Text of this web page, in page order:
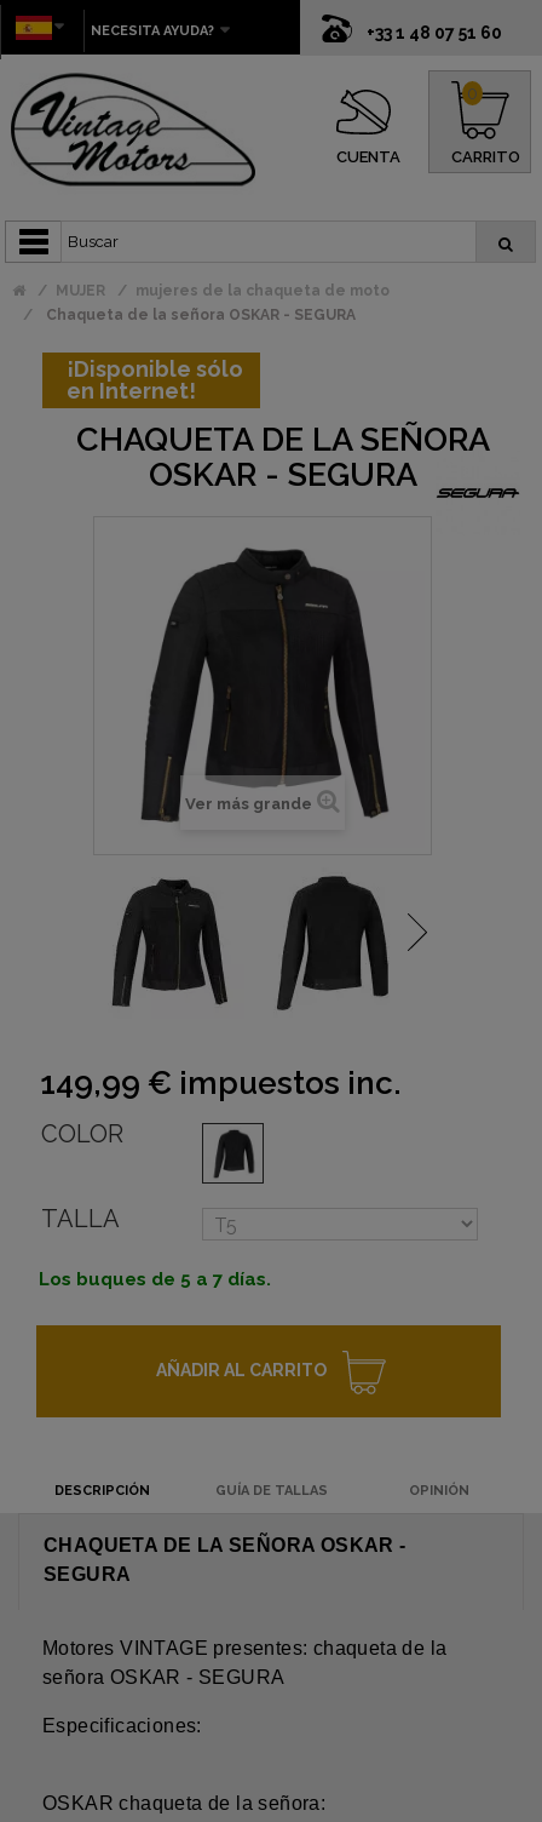
+33 1 48 07 51 60
NECESITA AYUDA?
CUENTA CARRITO
0
MUJER
mujeres de la chaqueta de moto
Chaqueta de la señora OSKAR - SEGURA
¡Disponible sólo
en Internet!
CHAQUETA DE LA SEÑORA
OSKAR - SEGURA
Ver más grande
149,99 € impuestos inc.
COLOR
TALLA
Los buques de 5 a 7 días.
AÑADIR AL CARRITO
DESCRIPCIÓN GUÍA DE TALLAS OPINIÓN
CHAQUETA DE LA SEÑORA OSKAR -
SEGURA
Motores VINTAGE presentes: chaqueta de la
señora OSKAR - SEGURA
Especificaciones:
OSKAR chaqueta de la señora: